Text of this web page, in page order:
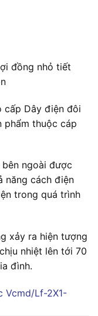
đồng nhỏ tiết
cấp Dây điện đôi
phẩm thuộc cáp
ngoài được
năng cách điện
trong quá trình
xảy ra hiện tượng
nhiệt lên tới 70
đình.